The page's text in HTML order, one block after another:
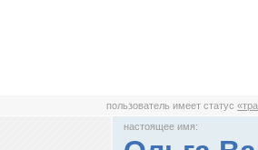
пользователь имеет статус
настоящее имя: